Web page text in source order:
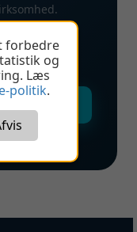
forbedre
og
Læs
politik.